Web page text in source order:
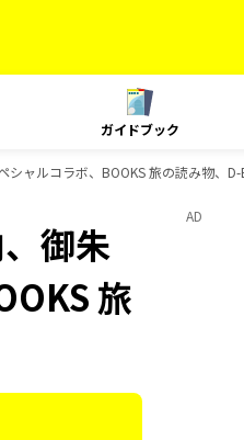
ガイドブック
ャルコラボ、BOOKS 旅の読み物、
御朱
旅
AD